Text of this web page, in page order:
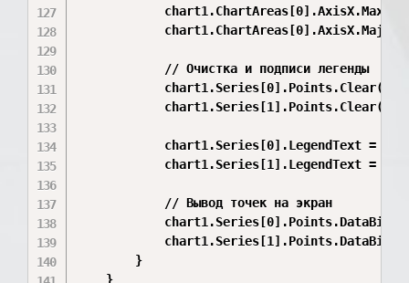
            // Очистка и подписи легенды
            chart1.Series[0].Points.Clear();
            chart1.Series[1].Points.Clear();
chart1.Series[0].LegendText =
chart1.Series[1].LegendText =
            // Вывод точек на экран
        }
    }